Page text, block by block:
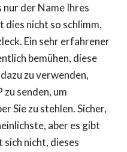
nur der Name Ihres
nicht so schlimm,
Ein sehr erfahrener
bemühen, diese
zu verwenden,
senden, um
Sie zu stehlen. Sicher,
aber es gibt
sich nicht, dieses